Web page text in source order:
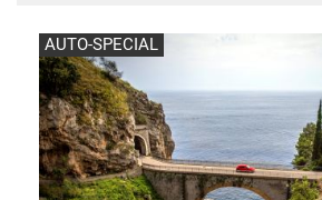
AUTO-SPECIAL